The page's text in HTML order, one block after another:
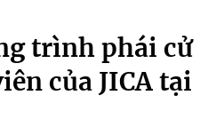
trình phái cử
của JICA tại